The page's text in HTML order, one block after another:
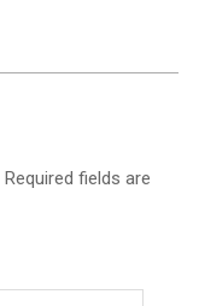
Required fields are